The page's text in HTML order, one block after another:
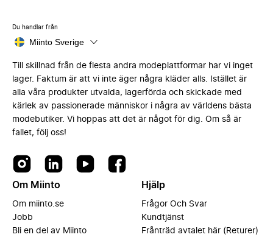
Du handlar från
Miinto Sverige
Till skillnad från de flesta andra modeplattformar har vi inget
lager. Faktum är att vi inte äger några kläder alls. Istället är
alla våra produkter utvalda, lagerförda och skickade med
kärlek av passionerade människor i några av världens bästa
modebutiker. Vi hoppas att det är något för dig. Om så är
fallet, följ oss!
Om Miinto
Om miinto.se
Jobb
Bli en del av Miinto
Hjälp
Frågor Och Svar
Kundtjänst
Frånträd avtalet här (Returer)